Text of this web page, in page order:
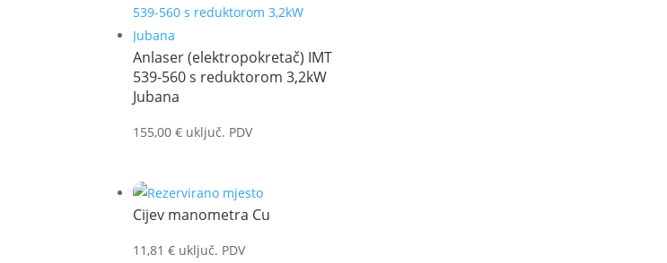
Anlaser (elektropokretač) IMT
539-560 s reduktorom 3,2kW
Jubana
155,00€ uključ. PDV
Cijev manometra Cu
11,81€ uključ. PDV